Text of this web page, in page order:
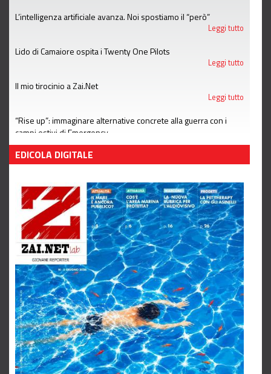
L’intelligenza artificiale avanza. Noi spostiamo il “però”
Leggi tutto
Lido di Camaiore ospita i Twenty One Pilots
Leggi tutto
Il mio tirocinio a Zai.Net
Leggi tutto
“Rise up”: immaginare alternative concrete alla guerra con i
campi estivi di Emergency
Leggi tutto
EDICOLA DIGITALE